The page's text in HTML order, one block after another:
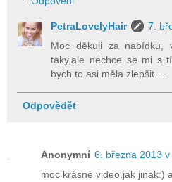
PetraLovelyHair
7.
Moc děkuji za
taky,ale nechce se mi s
bych to asi měla zlepšit....
Odpovědět
Anonymní 6. března 2013
moc krásné video,jak jinak:)